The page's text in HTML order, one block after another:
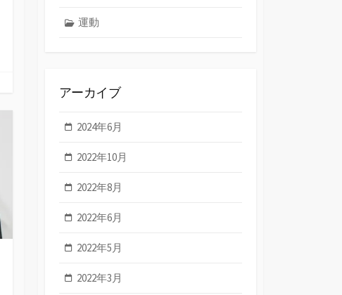
運動
アーカイブ
2024年6月
2022年10月
2022年8月
2022年6月
2022年5月
2022年3月